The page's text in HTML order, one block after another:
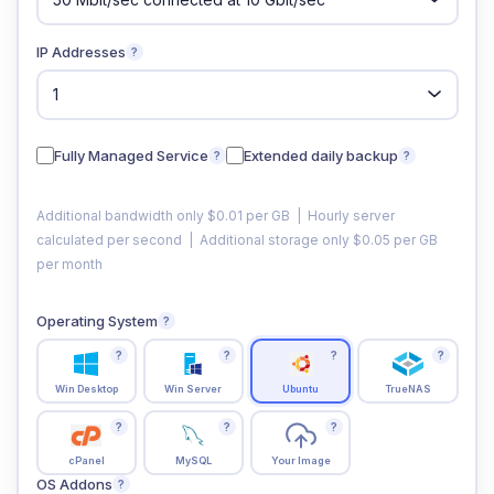
IP Addresses ?
Fully Managed Service ? Extended daily backup ?
Additional bandwidth only $0.01 per GB | Hourly server
calculated per second | Additional storage only $0.05 per GB
per month
Operating System ?
Win Desktop
?
Win Server
?
Ubuntu
?
TrueNAS
?
cPanel
?
MySQL
?
Your Image
?
OS Addons ?